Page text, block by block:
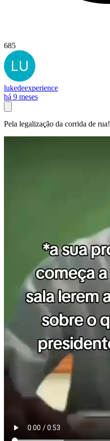
685
lukedeexperience
há 9 meses
Pela legalização da corrida de rua!